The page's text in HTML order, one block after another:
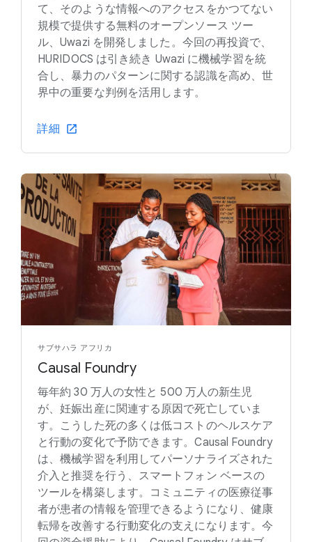
て、そのような情報へのアクセスをかつてない
規模で提供する無料のオープンソース ツー
ル、Uwazi を開発しました。今回の再投資で、
HURIDOCS は引き続き Uwazi に機械学習を統
合し、暴力のパターンに関する認識を高め、世
界中の重要な判例を活用します。
詳細
サブサハラ アフリカ
Causal Foundry
毎年約 30 万人の女性と 500 万人の新生児
が、妊娠出産に関連する原因で死亡していま
す。こうした死の多くは低コストのヘルスケア
と行動の変化で予防できます。Causal Foundry
は、機械学習を利用してパーソナライズされた
介入と推奨を行う、スマートフォン ベースの
ツールを構築します。コミュニティの医療従事
者が患者の情報を管理できるようになり、健康
転帰を改善する行動変化の支えになります。今